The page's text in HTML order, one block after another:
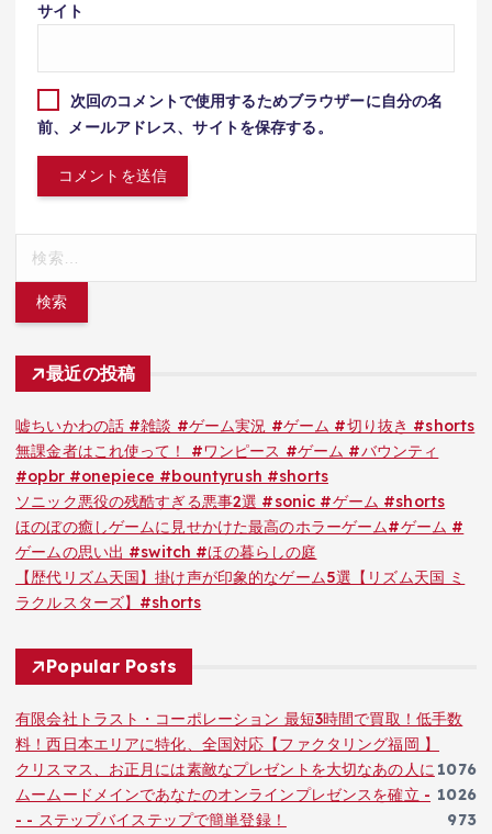
サイト
次回のコメントで使用するためブラウザーに自分の名
前、メールアドレス、サイトを保存する。
最近の投稿
嘘ちいかわの話 #雑談 #ゲーム実況 #ゲーム #切り抜き #shorts
無課金者はこれ使って！ #ワンピース #ゲーム #バウンティ
#opbr #onepiece #bountyrush #shorts
ソニック悪役の残酷すぎる悪事2選 #sonic #ゲーム #shorts
ほのぼの癒しゲームに見せかけた最高のホラーゲーム#ゲーム #
ゲームの思い出 #switch #ほの暮らしの庭
【歴代リズム天国】掛け声が印象的なゲーム5選【リズム天国 ミ
ラクルスターズ】#shorts
Popular Posts
有限会社トラスト・コーポレーション 最短3時間で買取！低手数
料！西日本エリアに特化、全国対応【ファクタリング福岡 】
1076
クリスマス、お正月には素敵なプレゼントを大切なあの人に
1026
ムームードメインであなたのオンラインプレゼンスを確立 -
- - ステップバイステップで簡単登録！
973